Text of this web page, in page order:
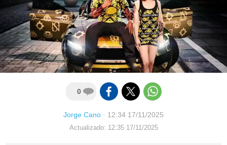
0
Jorge Cano · 12:34 17/11/2025
Actualizado: 12:35 17/11/2025